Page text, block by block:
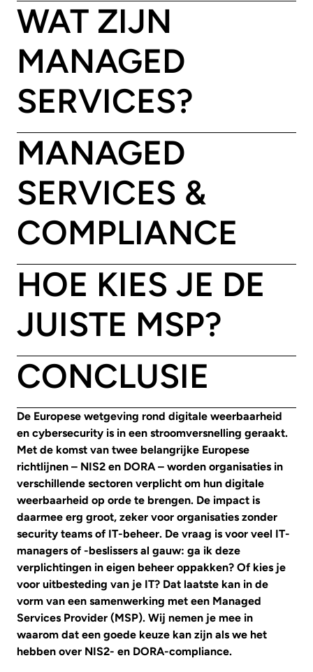
WAT ZIJN
MANAGED
SERVICES?
MANAGED
SERVICES &
COMPLIANCE
HOE KIES JE DE
JUISTE MSP?
CONCLUSIE
De Europese wetgeving rond digitale weerbaarheid
en cybersecurity is in een stroomversnelling geraakt.
Met de komst van twee belangrijke Europese
richtlijnen – NIS2 en DORA – worden organisaties in
verschillende sectoren verplicht om hun digitale
weerbaarheid op orde te brengen. De impact is
daarmee erg groot, zeker voor organisaties zonder
security teams of IT-beheer. De vraag is voor veel IT-
managers of -beslissers al gauw: ga ik deze
verplichtingen in eigen beheer oppakken? Of kies je
voor uitbesteding van je IT? Dat laatste kan in de
vorm van een samenwerking met een Managed
Services Provider (MSP). Wij nemen je mee in
waarom dat een goede keuze kan zijn als we het
hebben over NIS2- en DORA-compliance.